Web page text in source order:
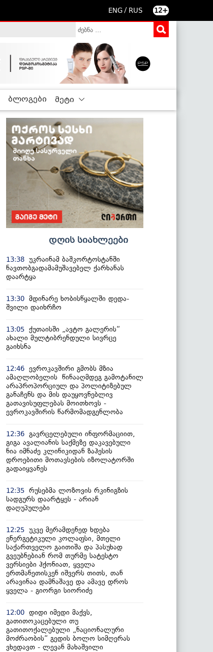
ENG / RUS 12+
ბლოგები მეტი
დღის სიახლეები
13:38 უკრაინამ ბაშკორტოსტანში
ნავთობგადამამუშავებელ ქარხანას
დაარტყა
13:30 მდინარე ხობისწყალში დედა-
შვილი დაიხრჩო
13:05 ქუთაისში „ავტო გალერის“
ახალი მულტიბრენდული სივრცე
გაიხსნა
12:46 ევროკავშირი გმობს მზია
ამაღლობელის წინააღმდეგ გამოტანილ
არაპროპორციულ და პოლიტიზებულ
განაჩენს და მის დაუყოვნებლივ
გათავისუფლებას მოითხოვს -
ევროკავშირის წარმომადგენლობა
12:36 გავრცელებული ინფორმაციით,
გიგა ავალიანის საქმეზე დაკავებული
ნია იმნაძე კლინიკიდან ზაჰესის
დროებითი მოთავსების იზოლატორში
გადაიყვანეს
12:35 რუსებმა ლოზოვის რკინიგზის
სადგურს დაარტყეს - არიან
დაღუპულები
12:25 უკვე მერამდენედ ხდება
ენერგეტიკული კოლაფსი, მთელი
საქართველო გაითიშა და პასუხად
გვეუბნებიან რომ თურმე სატესტო
ვერსიები ჰქონიათ, ყველა
ერთმანეთისკენ იშვერს თითს, თან
არავინაა დამნაშავე და ამავე დროს
ყველა - გიორგი სიორიძე
12:00 დიდი იმედი მაქვს,
გათითოკაცებული თუ
გათითოქალებული „ნაციონალური
მოძრაობის“ გედის ბოლო სიმღერას
ვხედავთ - ლევან მახაშვილი